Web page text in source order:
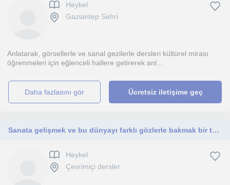
Heykel
Gaziantep Sehri
Anlatarak, görsellerle ve sanal gezilerle dersleri kültürel mirası
öğrenmeleri için eğlenceli hallere getirerek anl...
daha fazlasını gör Ücretsiz iletişime geç
Sanata gelişmek ve bu dünyayı farklı gözlerle bakmak bir tutku bu tutkunuza ortak olmak isterim...
Heykel
Çevrimiçi dersler